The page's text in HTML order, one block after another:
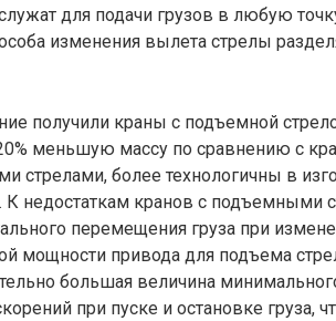
для подачи грузов в любую
изменения вылета стрелы
получили краны с подъемной
меньшую массу по сравнению с
стрелами, более технологичны в
К недостаткам кранов с подъемными
перемещения груза при
мощности привода для подъема
большая величина
при пуске и остановке груза,